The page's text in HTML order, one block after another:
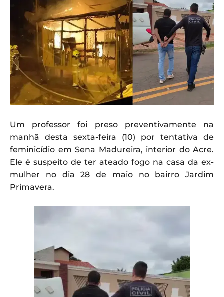
Um professor foi preso preventivamente na
manhã desta sexta-feira (10) por tentativa de
feminicídio em Sena Madureira, interior do Acre.
Ele é suspeito de ter ateado fogo na casa da ex-
mulher no dia 28 de maio no bairro Jardim
Primavera.